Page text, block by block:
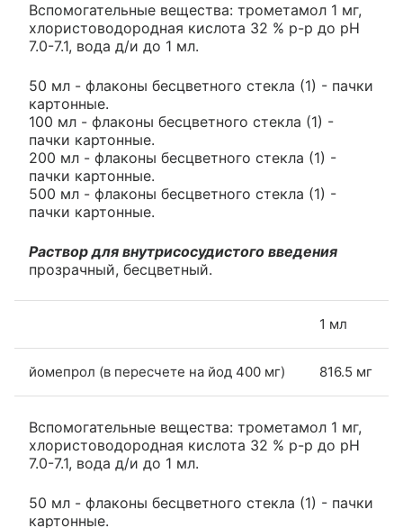
Вспомогательные вещества: трометамол 1 мг,
хлористоводородная кислота 32 % р-р до pH
7.0-7.1, вода д/и до 1 мл.
50 мл - флаконы бесцветного стекла (1) - пачки
картонные.
100 мл - флаконы бесцветного стекла (1) -
пачки картонные.
200 мл - флаконы бесцветного стекла (1) -
пачки картонные.
500 мл - флаконы бесцветного стекла (1) -
пачки картонные.
Раствор для внутрисосудистого введения
прозрачный, бесцветный.
1 мл
йомепрол (в пересчете на йод 400 мг) 816.5 мг
Вспомогательные вещества: трометамол 1 мг,
хлористоводородная кислота 32 % р-р до pH
7.0-7.1, вода д/и до 1 мл.
50 мл - флаконы бесцветного стекла (1) - пачки
картонные.